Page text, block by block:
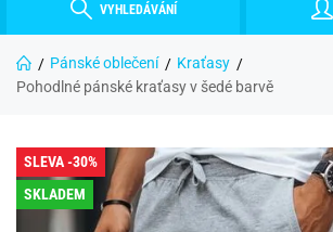
VYHLEDÁVÁNÍ
Pánské oblečení
Kraťasy
Pohodlné pánské kraťasy v šedé barvě
SLEVA -30%
SKLADEM